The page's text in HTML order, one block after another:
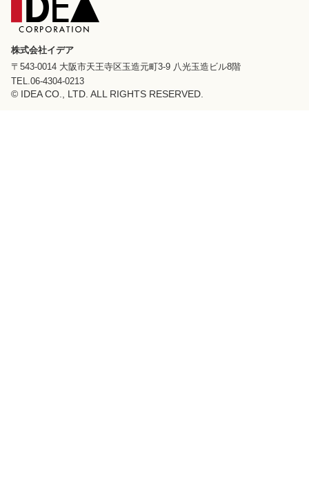
株式会社イデア
〒543-0014 大阪市天王寺区玉造元町3-9 八光玉造ビル8階
TEL.06-4304-0213
© IDEA CO., LTD. ALL RIGHTS RESERVED.